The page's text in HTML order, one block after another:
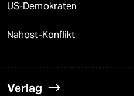
US-Demokraten
Nahost-Konflikt
Verlag